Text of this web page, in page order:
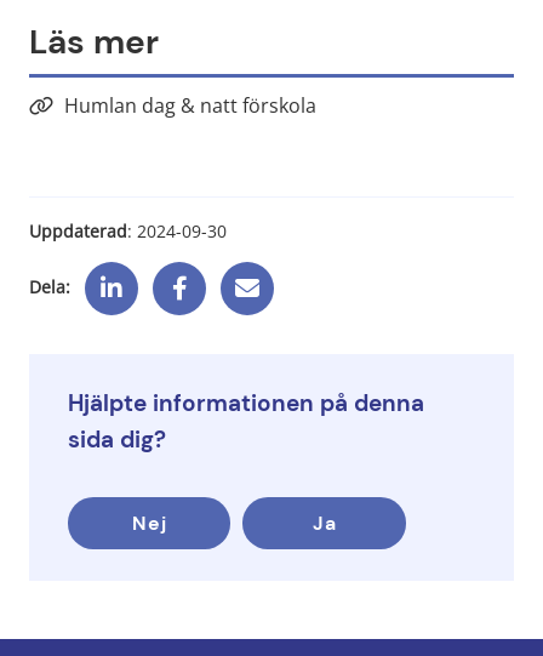
Läs mer
Humlan dag & natt förskola
Uppdaterad: 2024-09-30
Dela:
Hjälpte informationen på denna
sida dig?
Nej Ja